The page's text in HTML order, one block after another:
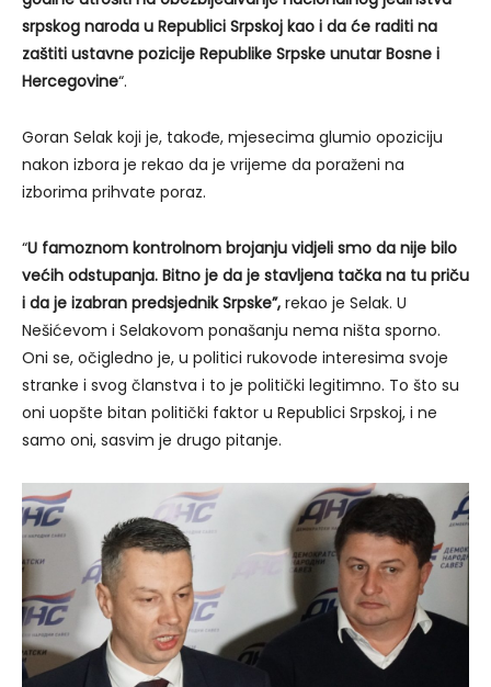
srpskog naroda u Republici Srpskoj kao i da će raditi na
zaštiti ustavne pozicije Republike Srpske unutar Bosne i
Hercegovine“.
Goran Selak koji je, takođe, mjesecima glumio opoziciju
nakon izbora je rekao da je vrijeme da poraženi na
izborima prihvate poraz.
“U famoznom kontrolnom brojanju vidjeli smo da nije bilo
većih odstupanja. Bitno je da je stavljena tačka na tu priču
i da je izabran predsjednik Srpske”, rekao je Selak. U
Nešićevom i Selakovom ponašanju nema ništa sporno.
Oni se, očigledno je, u politici rukovode interesima svoje
stranke i svog članstva i to je politički legitimno. To što su
oni uopšte bitan politički faktor u Republici Srpskoj, i ne
samo oni, sasvim je drugo pitanje.